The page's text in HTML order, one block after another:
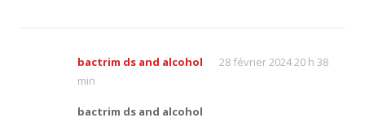
bactrim ds and alcohol
28 février 2024 20 h 38
min
bactrim ds and alcohol